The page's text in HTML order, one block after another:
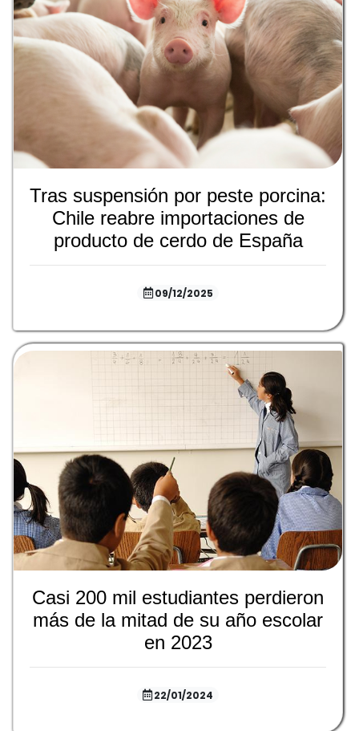
Tras suspensión por peste porcina:
Chile reabre importaciones de
producto de cerdo de España
09/12/2025
Casi 200 mil estudiantes perdieron
más de la mitad de su año escolar
en 2023
22/01/2024